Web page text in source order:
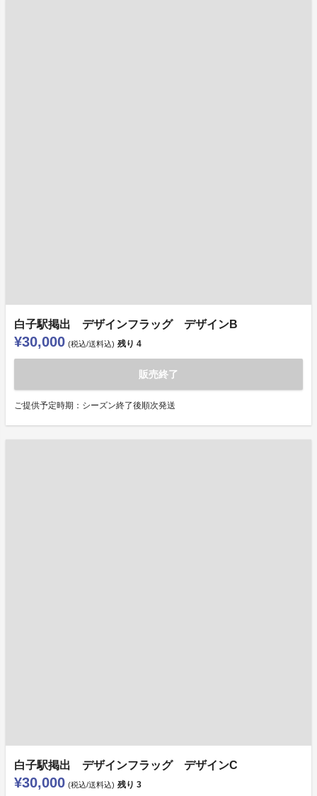
白子駅掲出 デザインフラッグ デザインB
¥30,000 (税込/送料込) 残り 4
販売終了
ご提供予定時期：シーズン終了後順次発送
白子駅掲出 デザインフラッグ デザインC
¥30,000 (税込/送料込) 残り 3